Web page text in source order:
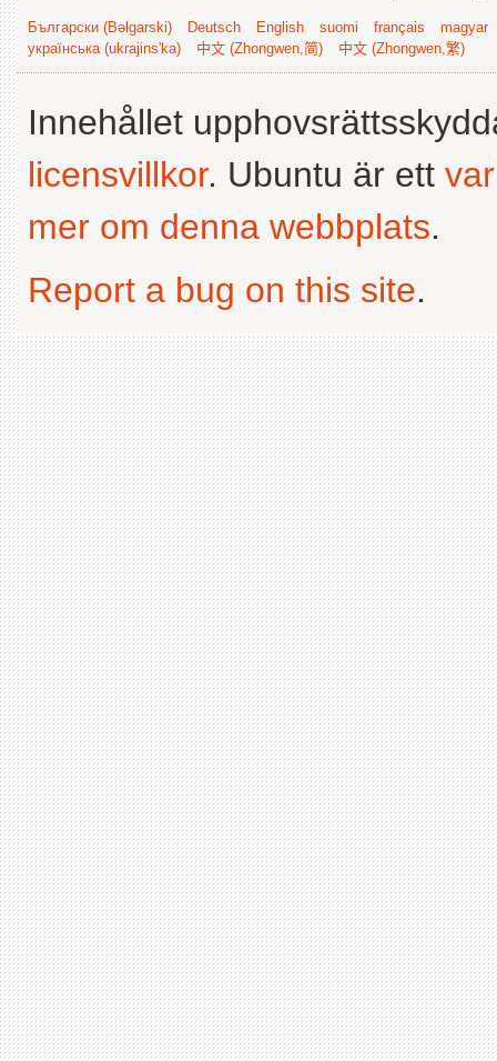
Български (Bəlgarski) Deutsch English suomi français
magyar
українська (ukrajins'ka)
中文 (Zhongwen,简) 中文 (Zhongwen,繁)
Innehållet
licensvillkor. Ubuntu är ett
mer om denna webbplats.
Report a bug on this site.